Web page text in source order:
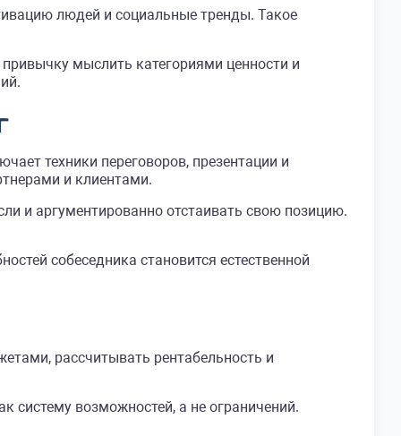
людей и социальные тренды. Такое
мыслить категориями ценности и
техники переговоров, презентации и
и клиентами.
и аргументированно отстаивать свою позицию.
собеседника становится естественной
рассчитывать рентабельность и
систему возможностей, а не ограничений.